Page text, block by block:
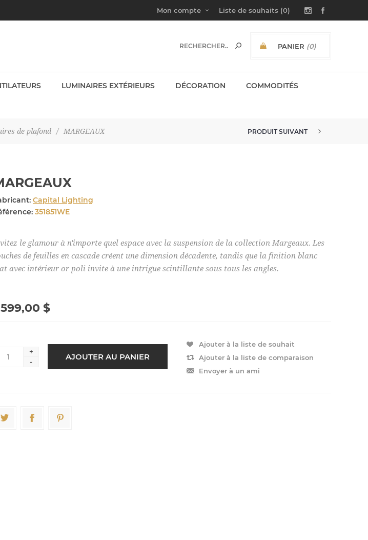
Mon compte Liste de souhaits (0)
PANIER (0)
LUMINAIRES EXTÉRIEURS DÉCORATION COMMODITÉS
de plafond / MARGEAUX PRODUIT SUIVANT
Capital Lighting
351851WE
le glamour à n'importe quel espace avec la suspension de la collection Margeaux. Les
de feuilles en cascade créent une dimension décadente, tandis que la finition blanc
avec intérieur or poli invite à une intrigue scintillante sous tous les angles.
599,00 $
+
-